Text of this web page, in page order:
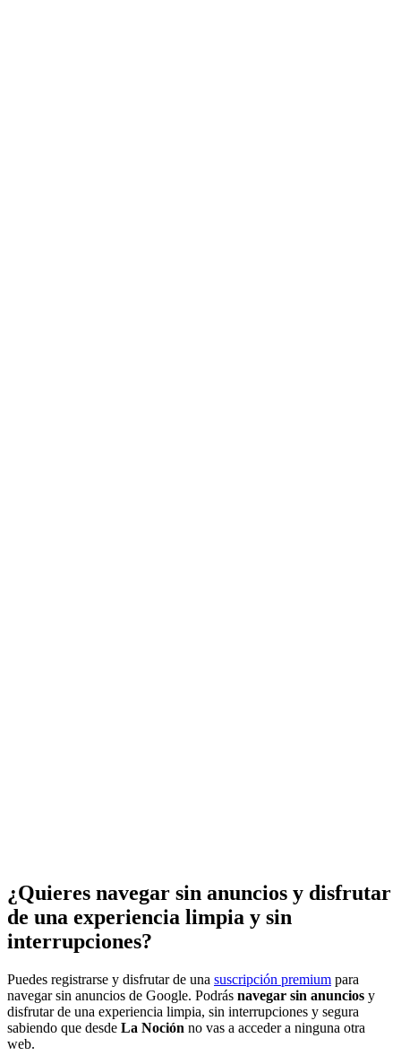
¿Quieres navegar sin anuncios y disfrutar
de una experiencia limpia y sin
interrupciones?
Puedes registrarse y disfrutar de una suscripción premium para
navegar sin anuncios de Google. Podrás navegar sin anuncios y
disfrutar de una experiencia limpia, sin interrupciones y segura
sabiendo que desde La Noción no vas a acceder a ninguna otra
web.